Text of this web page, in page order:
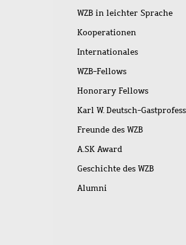
WZB in leichter Sprache
Kooperationen
Internationales
WZB-Fellows
Honorary Fellows
Karl W. Deutsch-
Freunde des WZB
A.SK Award
Geschichte des WZB
Alumni